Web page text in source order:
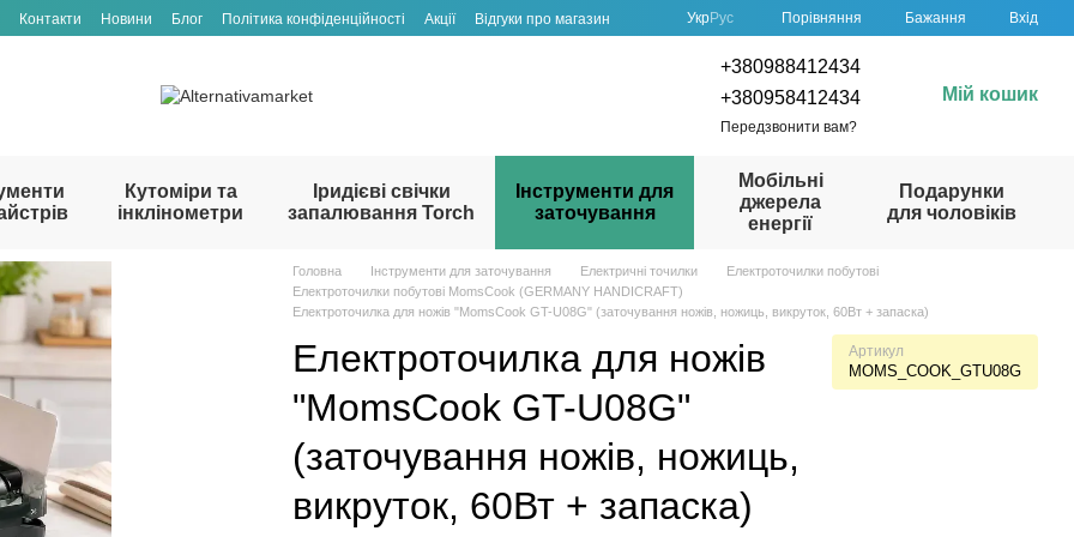
Контакти Новини Блог Політика конфіденційності Акції
Відгуки про магазин
УкрРус Порівняння Бажання Вхід
+380988412434
+380958412434
Передзвонити вам?
Мій кошик
Кутоміри та
інклінометри
Іридієві свічки
запалювання Torch
Інструменти для
заточування
Мобільні
джерела
енергії
Подарунки
для чоловіків
Головна Інструменти для заточування Електричні точилки
Електроточилки побутові
Електроточилки побутові MomsCook (GERMANY HANDICRAFT)
Електроточилка для ножів "MomsCook GT-U08G" (заточування ножів, ножиць, викруток, 60Вт + запаска)
Електроточилка для ножів
"MomsCook GT-U08G"
(заточування ножів, ножиць,
викруток, 60Вт + запаска)
Артикул
MOMS_COOK_GTU08G